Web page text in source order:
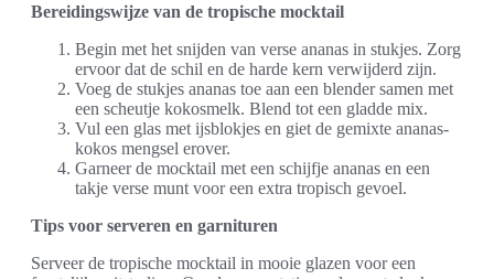
Bereidingswijze van de tropische mocktail
Begin met het snijden van verse ananas in stukjes. Zorg
ervoor dat de schil en de harde kern verwijderd zijn.
Voeg de stukjes ananas toe aan een blender samen met
een scheutje kokosmelk. Blend tot een gladde mix.
Vul een glas met ijsblokjes en giet de gemixte ananas-
kokos mengsel erover.
Garneer de mocktail met een schijfje ananas en een
takje verse munt voor een extra tropisch gevoel.
Tips voor serveren en garnituren
Serveer de tropische mocktail in mooie glazen voor een